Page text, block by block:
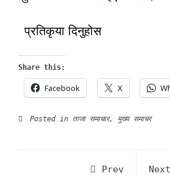
प्रतिकृया दिनुहोस
Share this:
Facebook X
Posted in ताजा समाचार, मुख्य समाचर
Prev
Next